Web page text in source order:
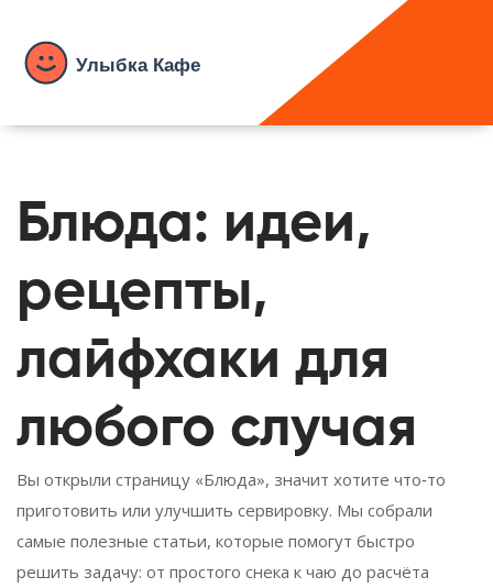
Блюда: идеи,
рецепты,
лайфхаки для
любого случая
Вы открыли страницу «Блюда», значит хотите что‑то
приготовить или улучшить сервировку. Мы собрали
самые полезные статьи, которые помогут быстро
решить задачу: от простого снека к чаю до расчёта